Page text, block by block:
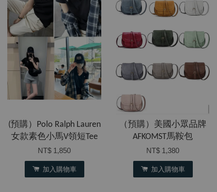
(預購）Polo Ralph Lauren
女款素色小馬V領短Tee
NT$ 1,850
加入購物車
（預購）美國小眾品牌
AFKOMST馬鞍包
NT$ 1,380
加入購物車